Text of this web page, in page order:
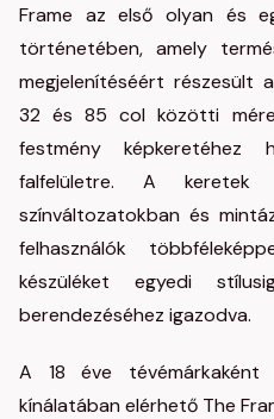
Frame az első olyan és
történetében, amely
megjelenítéséért részesült
32 és 85 col közötti
festmény
falfelületre. A keretek
színváltozatokban és
felhasználók
készüléket egyedi
berendezéséhez igazodva.
A 18 éve tévémárkaként
kínálatában elérhető The